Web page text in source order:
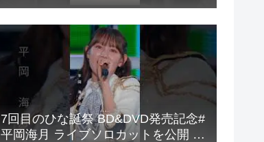
7回目のひな誕祭 BD&DVD発売記念#
平岡海月 ライブソロカットを公開 #